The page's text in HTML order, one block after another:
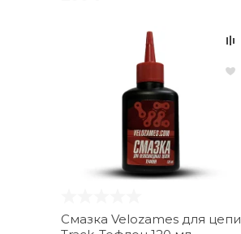
Смазка Velozames для цепи